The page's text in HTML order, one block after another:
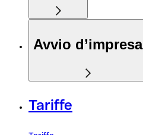
Avvio d’impresa
Tariffe